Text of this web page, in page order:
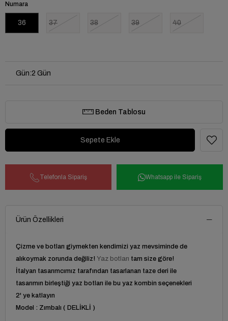
Numara
36 37 38 39 40
Gün:2 Gün
Beden Tablosu
Telefonla Sipariş Whatsapp ile Sipariş
Ürün Özellikleri
Çizme ve botları giymekten kendimizi yaz mevsiminde de
alıkoymak zorunda değiliz! Yaz botları tam size göre!
İtalyan tasarımcımız tarafından tasarlanan taze deri ile
tasarımın birleştiği yaz botları ile bu yaz kombin seçenekleri
2' ye katlayın
Model : Zımbalı ( DELİKLİ )